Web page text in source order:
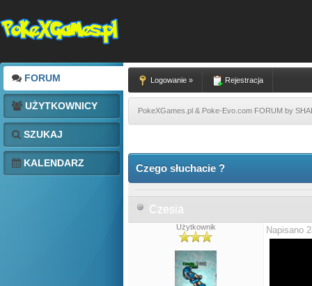
FORUM
UŻYTKOWNICY
SZUKAJ
KALENDARZ
Logowanie » Rejestracja
PokeXGames.pl & Poke-Evo.com FORUM by
Czego słuchacie ?
Czesia
Użytkownik Napisano